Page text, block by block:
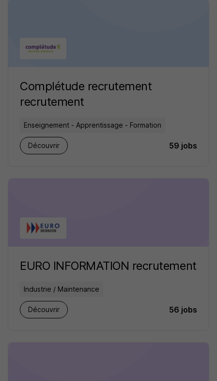
Complétude recrutement
recrutement
Enseignement - Apprentissage - Formation
Découvrir 59 jobs
EURO INFORMATION recrutement
Industrie / Maintenance
Découvrir 56 jobs